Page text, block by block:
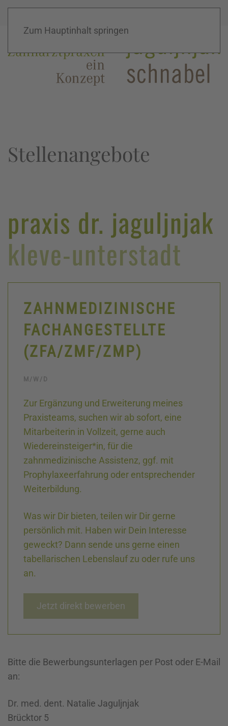
Zum Hauptinhalt springen
Stellenangebote
praxis dr. jaguljnjak
kleve-unterstadt
ZAHNMEDIZINISCHE
FACHANGESTELLTE
(ZFA/ZMF/ZMP)
M/W/D
Zur Ergänzung und Erweiterung meines
Praxisteams, suchen wir ab sofort, eine
Mitarbeiterin in Vollzeit, gerne auch
Wiedereinsteiger*in, für die
zahnmedizinische Assistenz, ggf. mit
Prophylaxeerfahrung oder entsprechender
Weiterbildung.
Was wir Dir bieten, teilen wir Dir gerne
persönlich mit. Haben wir Dein Interesse
geweckt? Dann sende uns gerne einen
tabellarischen Lebenslauf zu oder rufe uns
an.
Jetzt direkt bewerben
Bitte die Bewerbungsunterlagen per Post oder E-Mail
an:
Dr. med. dent. Natalie Jaguljnjak
Brücktor 5